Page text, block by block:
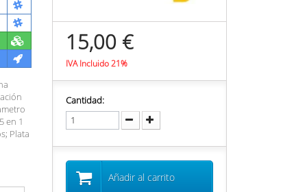
en 1
Plata
15,00 €
IVA Incluido 21%
Cantidad:
Añadir al carrito